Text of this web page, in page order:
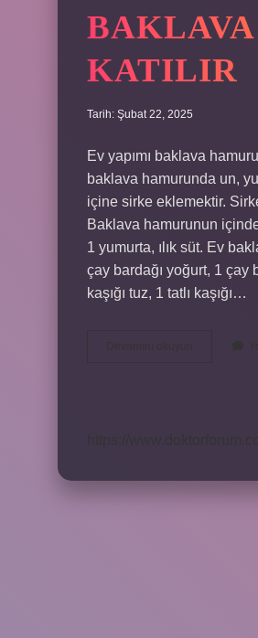
KATILIR
Tarih: Şubat 22, 2025
Ev yapımı baklava
baklava hamurunda un,
içine sirke eklemektir.
Baklava hamurunun
1 yumurta, ılık süt. Ev
çay bardağı yoğurt, 1 çay
kaşığı tuz, 1 tatlı kaşığı…
https://